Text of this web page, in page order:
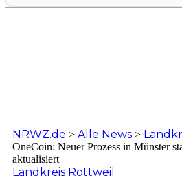
NRWZ.de > Alle News >
OneCoin: Neuer Prozess in Münster
aktualisiert
Landkreis Rottweil